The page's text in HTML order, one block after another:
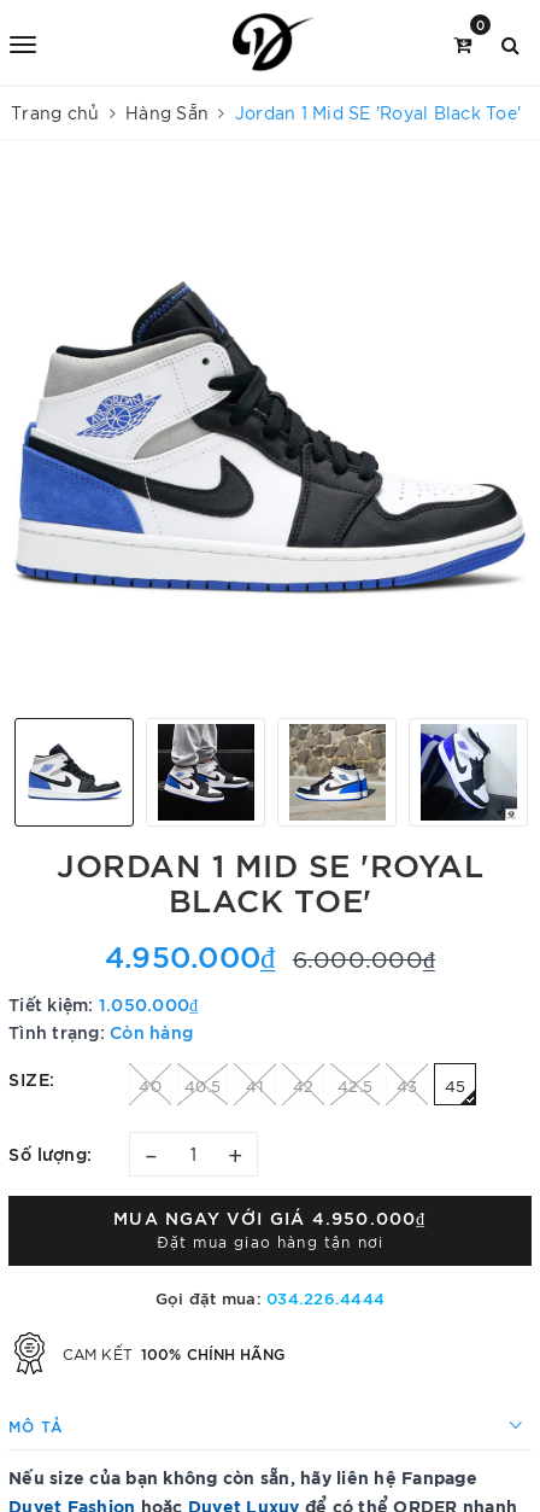
0
Trang chủ Hàng Sẵn Jordan 1 Mid SE 'Royal Black Toe'
JORDAN 1 MID SE 'ROYAL
BLACK TOE'
4.950.000₫ 6.000.000₫
Tiết kiệm: 1.050.000₫
Tình trạng: Còn hàng
SIZE: 40 40.5 41 42 42.5 43 45
Số lượng: – +
MUA NGAY VỚI GIÁ 4.950.000₫
Đặt mua giao hàng tận nơi
Gọi đặt mua:034.226.4444
CAM KẾT 100% CHÍNH HÃNG
MÔ TẢ
Nếu size của bạn không còn sẵn, hãy liên hệ Fanpage
Duyet Fashion hoặc Duyet Luxuy để có thể ORDER nhanh